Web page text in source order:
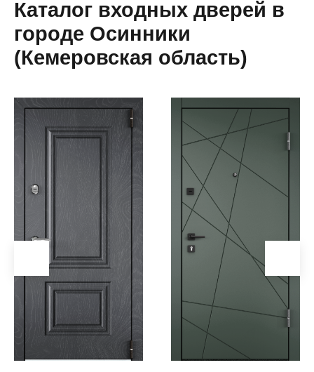
Альметьевск
Анапа
Ангарск
Судженск
Апатиты
Апшеронск
Арзамас
область)
Армавир
Артем
Артемовский
Архангельск
Каталог входных дверей в
городе Осинники
(Кемеровская область)